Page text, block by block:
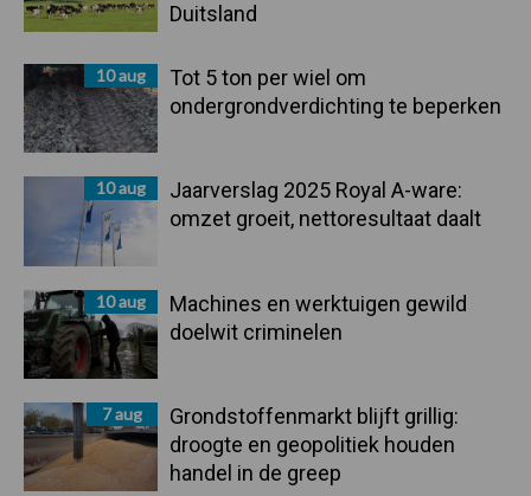
Duitsland
10 aug
Tot 5 ton per wiel om
ondergrondverdichting te beperken
10 aug
Jaarverslag 2025 Royal A-ware:
omzet groeit, nettoresultaat daalt
10 aug
Machines en werktuigen gewild
doelwit criminelen
7 aug
Grondstoffenmarkt blijft grillig:
droogte en geopolitiek houden
handel in de greep